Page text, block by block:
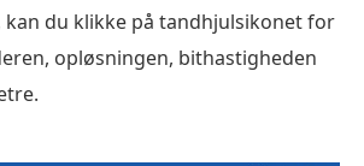
du klikke på tandhjulsikonet for
opløsningen, bithastigheden